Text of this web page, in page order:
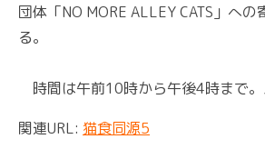
団体「NO MORE ALLEY CATS」へ
る。
時間は午前10時から午後4時まで。
関連URL: 猫食同源5